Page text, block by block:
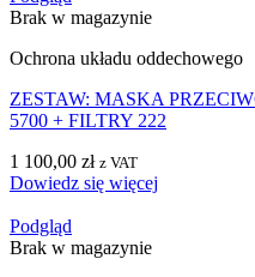
Brak w magazynie
Ochrona układu oddechowego
ZESTAW: MASKA
5700 + FILTRY 222
1 100,00 zł z VAT
Dowiedz się więcej
Podgląd
Brak w magazynie